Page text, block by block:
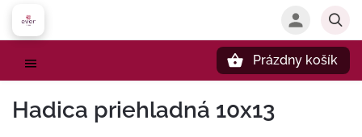
Prázdny košík
Hadica priehladná 10x13